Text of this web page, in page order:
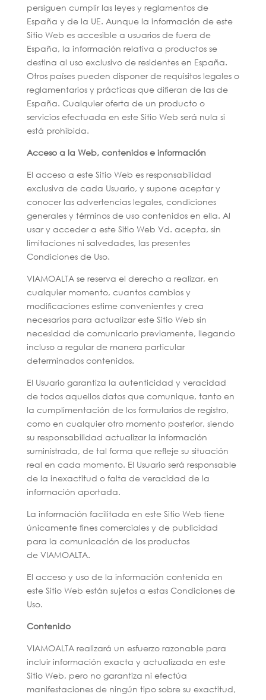
persiguen cumplir las leyes y reglamentos de
España y de la UE. Aunque la información de este
Sitio Web es accesible a usuarios de fuera de
España, la información relativa a productos se
destina al uso exclusivo de residentes en España.
Otros países pueden disponer de requisitos legales o
reglamentarios y prácticas que difieran de las de
España. Cualquier oferta de un producto o
servicios efectuada en este Sitio Web será nula si
está prohibida.
Acceso a la Web, contenidos e información
El acceso a este Sitio Web es responsabilidad
exclusiva de cada Usuario, y supone aceptar y
conocer las advertencias legales, condiciones
generales y términos de uso contenidos en ella. Al
usar y acceder a este Sitio Web Vd. acepta, sin
limitaciones ni salvedades, las presentes
Condiciones de Uso.
VIAMOALTA se reserva el derecho a realizar, en
cualquier momento, cuantos cambios y
modificaciones estime convenientes y crea
necesarios para actualizar este Sitio Web sin
necesidad de comunicarlo previamente, llegando
incluso a regular de manera particular
determinados contenidos.
El Usuario garantiza la autenticidad y veracidad
de todos aquellos datos que comunique, tanto en
la cumplimentación de los formularios de registro,
como en cualquier otro momento posterior, siendo
su responsabilidad actualizar la información
suministrada, de tal forma que refleje su situación
real en cada momento. El Usuario será responsable
de la inexactitud o falta de veracidad de la
información aportada.
La información facilitada en este Sitio Web tiene
únicamente fines comerciales y de publicidad
para la comunicación de los productos
de VIAMOALTA.
El acceso y uso de la información contenida en
este Sitio Web están sujetos a estas Condiciones de
Uso.
Contenido
VIAMOALTA realizará un esfuerzo razonable para
incluir información exacta y actualizada en este
Sitio Web, pero no garantiza ni efectúa
manifestaciones de ningún tipo sobre su exactitud,